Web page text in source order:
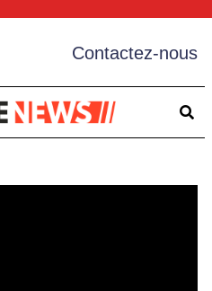
Contactez-nous